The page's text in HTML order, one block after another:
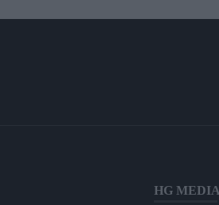
HG MEDIA